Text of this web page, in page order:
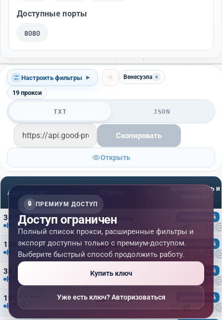
Доступные порты
8080
Настроить фильтры ▾ Венесуэла ×
19 прокси
TXT JSON
Скопировать
Открыть
🔒 ПРЕМИУМ ДОСТУП
Доступ ограничен
Полный список прокси, расширенные фильтры и
экспорт доступны только с премиум-доступом.
Выберите быстрый способ продолжить работу.
Купить ключ
Уже есть ключ? Авторизоваться
Адрес и тип
Анонимность и
38.*.*.*:*
HTTP HTTPS
Венесуэла
Мерида
Анонимный
138.*.*.*:*
HTTP
Венесуэла
Росарио
Анонимный
38.*.*.*:*
HTTP
Венесуэла
Santa Teresa del Tuy
Анонимный
190.*.*.*:*
HTTP
Венесуэла
Анонимный